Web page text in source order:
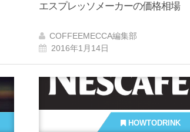
エスプレッソメーカーの価格相場
COFFEEMECCA編集部
2016年1月14日
HOWTODRINK